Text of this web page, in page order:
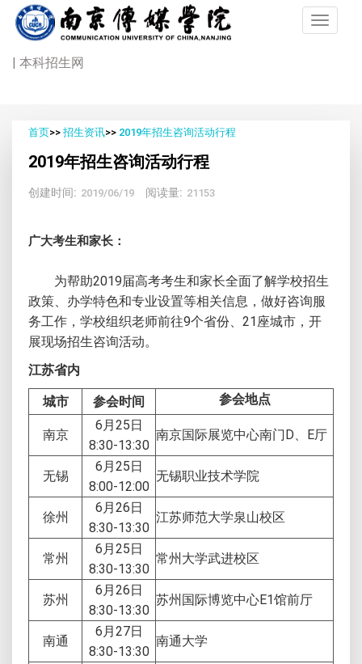
| 本科招生网
首页>> 招生资讯>> 2019年招生咨询活动行程
2019年招生咨询活动行程
创建时间: 2019/06/19 阅读量: 21153
广大考生和家长：
为帮助2019届高考考生和家长全面了解学校招生
政策、办学特色和专业设置等相关信息，做好咨询服
务工作，学校组织老师前往9个省份、21座城市，开
展现场招生咨询活动。
江苏省内
城市 参会时间 参会地点
南京
6月25日
8:30-13:30
南京国际展览中心南门D、E厅
无锡
6月25日
8:00-12:00
无锡职业技术学院
徐州
6月26日
8:30-13:30
江苏师范大学泉山校区
常州
6月25日
8:30-13:30
常州大学武进校区
苏州
6月26日
8:30-13:30
苏州国际博览中心E1馆前厅
南通
6月27日
8:30-13:30
南通大学